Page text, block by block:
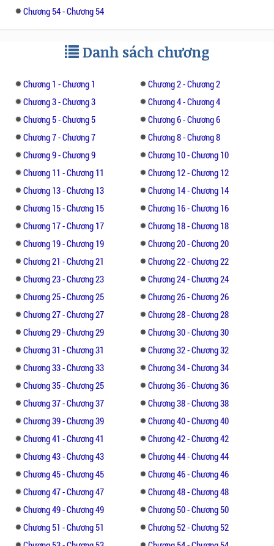
Mặc cho đoàn tiến bước một cách vui vẻ.
nàng như chẳng hề quan tâm đến cảnh vật
chung quanh. Không khí trong xe nặng trĩu.
nước.
Chương 54 - Chương 54
Danh sách chương
Chương 1 - Chương 1
Chương 2 - Chương 2
Chương 3 - Chương 3
Chương 4 - Chương 4
Chương 5 - Chương 5
Chương 6 - Chương 6
Chương 7 - Chương 7
Chương 8 - Chương 8
Chương 9 - Chương 9
Chương 10 - Chương 10
Chương 11 - Chương 11
Chương 12 - Chương 12
Chương 13 - Chương 13
Chương 14 - Chương 14
Chương 15 - Chương 15
Chương 16 - Chương 16
Chương 17 - Chương 17
Chương 18 - Chương 18
Chương 19 - Chương 19
Chương 20 - Chương 20
Chương 21 - Chương 21
Chương 22 - Chương 22
Chương 23 - Chương 23
Chương 24 - Chương 24
Chương 25 - Chương 25
Chương 26 - Chương 26
Chương 27 - Chương 27
Chương 28 - Chương 28
Chương 29 - Chương 29
Chương 30 - Chương 30
Chương 31 - Chương 31
Chương 32 - Chương 32
Chương 33 - Chương 33
Chương 34 - Chương 34
Chương 35 - Chương 25
Chương 36 - Chương 36
Chương 37 - Chương 37
Chương 38 - Chương 38
Chương 39 - Chương 39
Chương 40 - Chương 40
Chương 41 - Chương 41
Chương 42 - Chương 42
Chương 43 - Chương 43
Chương 44 - Chương 44
Chương 45 - Chương 45
Chương 46 - Chương 46
Chương 47 - Chương 47
Chương 48 - Chương 48
Chương 49 - Chương 49
Chương 50 - Chương 50
Chương 51 - Chương 51
Chương 52 - Chương 52